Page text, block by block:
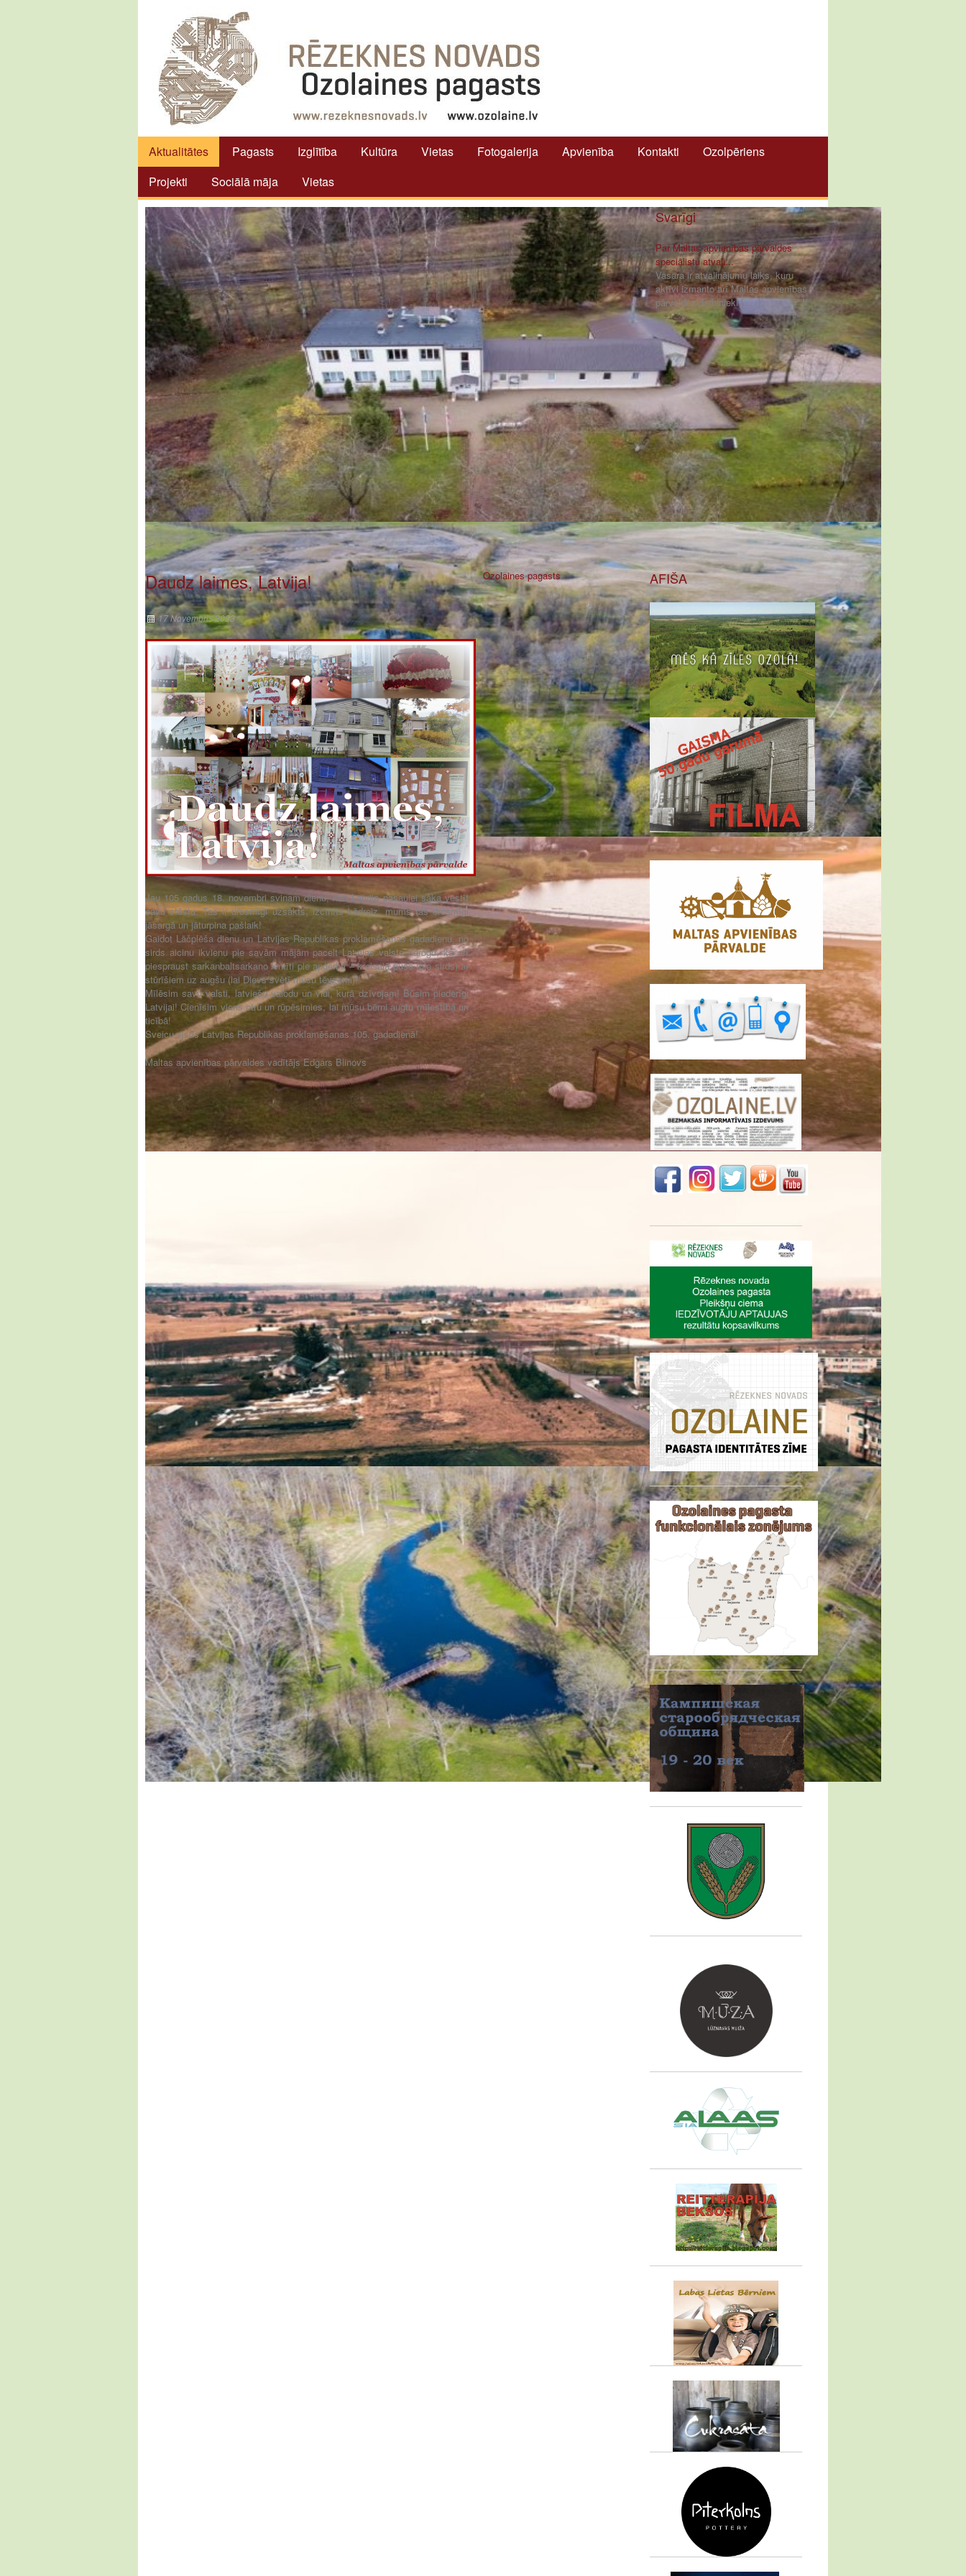
Aktualitātes Pagasts Izglītība Kultūra Vietas Fotogalerija Apvienība Kontakti
Ozolpēriens
Projekti
Sociālā māja Vietas
Svarīgi
Par Maltas apvienības pārvaldes
speciālistu atvaļi...
Vasara ir atvaļinājumu laiks, kuru
aktīvi izmanto arī Maltas apvienības
pārvaldes darbinieki [ ... ]
Daudz laimes, Latvija!
17 Novembris 2023
Jau 105 gadus 18. novembri svinam dienu, kad Latvija pasaulei sāka vēstīt
savu stāstu. Tas ir drosmīgi uzsākts, izcīnīts kādreiz, mums tas drosmīgi
jāsargā un jāturpina pašlaik!
Gaidot Lāčplēša dienu un Latvijas Republikas proklamēšanas gadadienu, no
sirds aicinu ikvienu pie savām mājām pacelt Latvijas valsts karogu, kā arī
piespraust sarkanbaltsarkano lentīti pie apģērba – kreisajā pusē (pie sirds) ar
stūrīšiem uz augšu (lai Dievs svētī mūsu tēvzemi)!
Mīlēsim savu valsti, latviešu valodu un vidi, kurā dzīvojam! Būsim piederīgi
Latvijai! Cienīsim viens otru un rūpēsimies, lai mūsu bērni augtu mīlestībā un
ticībā!
Sveicu visus Latvijas Republikas proklamēšanas 105. gadadienā!
Maltas apvienības pārvaldes vadītājs Edgars Blinovs
Ozolaines pagasts AFIŠA